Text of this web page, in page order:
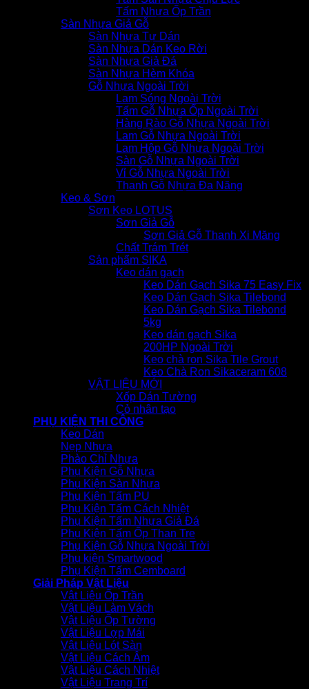
Tấm Nhựa Ốp Trần
Sàn Nhựa Giả Gỗ
Sàn Nhựa Tự Dán
Sàn Nhựa Dán Keo Rời
Sàn Nhựa Giả Đá
Sàn Nhựa Hèm Khóa
Gỗ Nhựa Ngoài Trời
Lam Sóng Ngoài Trời
Tấm Gỗ Nhựa Ốp Ngoài Trời
Hàng Rào Gỗ Nhựa Ngoài Trời
Lam Gỗ Nhựa Ngoài Trời
Lam Hộp Gỗ Nhựa Ngoài Trời
Sàn Gỗ Nhựa Ngoài Trời
Vỉ Gỗ Nhựa Ngoài Trời
Thanh Gỗ Nhựa Đa Năng
Keo & Sơn
Sơn Keo LOTUS
Sơn Giả Gỗ
Sơn Giả Gỗ Thanh Xi Măng
Chất Trám Trét
Sản phẩm SIKA
Keo dán gạch
Keo Dán Gạch Sika 75 Easy Fix
Keo Dán Gạch Sika Tilebond
Keo Dán Gạch Sika Tilebond
5kg
Keo dán gạch Sika
200HP Ngoài Trời
Keo chà ron Sika Tile Grout
Keo Chà Ron Sikaceram 608
VẬT LIỆU MỚI
Xốp Dán Tường
Cỏ nhân tạo
PHỤ KIỆN THI CÔNG
Keo Dán
Nẹp Nhựa
Phào Chỉ Nhựa
Phụ Kiện Gỗ Nhựa
Phụ Kiện Sàn Nhựa
Phụ Kiện Tấm PU
Phụ Kiện Tấm Cách Nhiệt
Phụ Kiện Tấm Nhựa Giả Đá
Phụ Kiện Tấm Ốp Than Tre
Phụ Kiện Gỗ Nhựa Ngoài Trời
Phụ kiện Smartwood
Phụ Kiện Tấm Cemboard
Giải Pháp Vật Liệu
Vật Liệu Ốp Trần
Vật Liệu Làm Vách
Vật Liệu Ốp Tường
Vật Liệu Lợp Mái
Vật Liệu Lót Sàn
Vật Liệu Cách Âm
Vật Liệu Cách Nhiệt
Vật Liệu Trang Trí